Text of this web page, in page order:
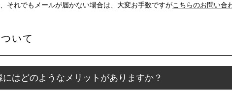
それでもメールが届かない場合は、大変お手数ですがこちらのお問い合
いて
はどのようなメリットがありますか？